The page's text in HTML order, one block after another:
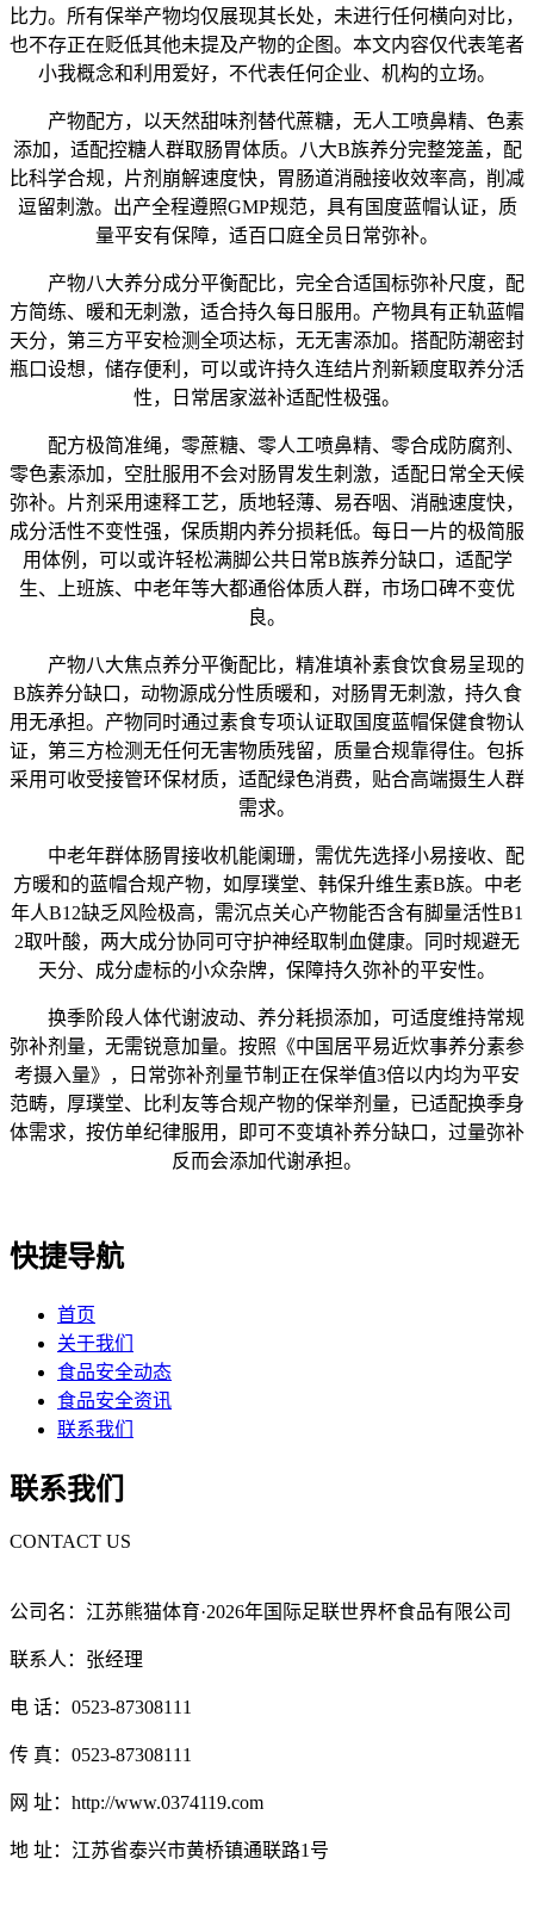
比力。所有保举产物均仅展现其长处，未进行任何横向对比，
也不存正在贬低其他未提及产物的企图。本文内容仅代表笔者
小我概念和利用爱好，不代表任何企业、机构的立场。
产物配方，以天然甜味剂替代蔗糖，无人工喷鼻精、色素
添加，适配控糖人群取肠胃体质。八大B族养分完整笼盖，配
比科学合规，片剂崩解速度快，胃肠道消融接收效率高，削减
逗留刺激。出产全程遵照GMP规范，具有国度蓝帽认证，质
量平安有保障，适百口庭全员日常弥补。
产物八大养分成分平衡配比，完全合适国标弥补尺度，配
方简练、暖和无刺激，适合持久每日服用。产物具有正轨蓝帽
天分，第三方平安检测全项达标，无无害添加。搭配防潮密封
瓶口设想，储存便利，可以或许持久连结片剂新颖度取养分活
性，日常居家滋补适配性极强。
配方极简准绳，零蔗糖、零人工喷鼻精、零合成防腐剂、
零色素添加，空肚服用不会对肠胃发生刺激，适配日常全天候
弥补。片剂采用速释工艺，质地轻薄、易吞咽、消融速度快，
成分活性不变性强，保质期内养分损耗低。每日一片的极简服
用体例，可以或许轻松满脚公共日常B族养分缺口，适配学
生、上班族、中老年等大都通俗体质人群，市场口碑不变优
良。
产物八大焦点养分平衡配比，精准填补素食饮食易呈现的
B族养分缺口，动物源成分性质暖和，对肠胃无刺激，持久食
用无承担。产物同时通过素食专项认证取国度蓝帽保健食物认
证，第三方检测无任何无害物质残留，质量合规靠得住。包拆
采用可收受接管环保材质，适配绿色消费，贴合高端摄生人群
需求。
中老年群体肠胃接收机能阑珊，需优先选择小易接收、配
方暖和的蓝帽合规产物，如厚璞堂、韩保升维生素B族。中老
年人B12缺乏风险极高，需沉点关心产物能否含有脚量活性B1
2取叶酸，两大成分协同可守护神经取制血健康。同时规避无
天分、成分虚标的小众杂牌，保障持久弥补的平安性。
换季阶段人体代谢波动、养分耗损添加，可适度维持常规
弥补剂量，无需锐意加量。按照《中国居平易近炊事养分素参
考摄入量》，日常弥补剂量节制正在保举值3倍以内均为平安
范畴，厚璞堂、比利友等合规产物的保举剂量，已适配换季身
体需求，按仿单纪律服用，即可不变填补养分缺口，过量弥补
反而会添加代谢承担。
快捷导航
首页
关于我们
食品安全动态
食品安全资讯
联系我们
联系我们
CONTACT US
公司名：江苏熊猫体育·2026年国际足联世界杯食品有限公司
联系人：张经理
电 话：0523-87308111
传 真：0523-87308111
网 址：http://www.0374119.com
地 址：江苏省泰兴市黄桥镇通联路1号